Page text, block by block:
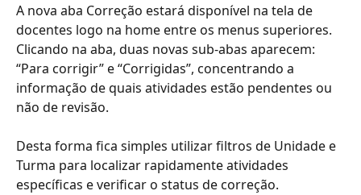
A nova aba Correção estará disponível na tela de
docentes logo na home entre os menus superiores.
Clicando na aba, duas novas sub-abas aparecem:
“Para corrigir” e “Corrigidas”, concentrando a
informação de quais atividades estão pendentes ou
não de revisão.
Desta forma fica simples utilizar filtros de Unidade e
Turma para localizar rapidamente atividades
específicas e verificar o status de correção.